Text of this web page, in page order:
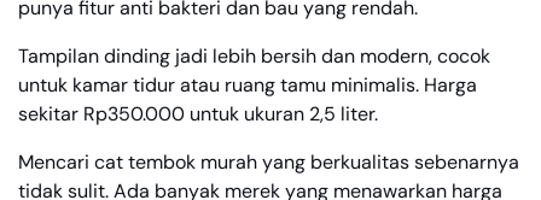
punya fitur anti bakteri dan bau yang rendah.
Tampilan dinding jadi lebih bersih dan modern, cocok
untuk kamar tidur atau ruang tamu minimalis. Harga
sekitar Rp350.000 untuk ukuran 2,5 liter.
Mencari cat tembok murah yang berkualitas sebenarnya
tidak sulit. Ada banyak merek yang menawarkan harga